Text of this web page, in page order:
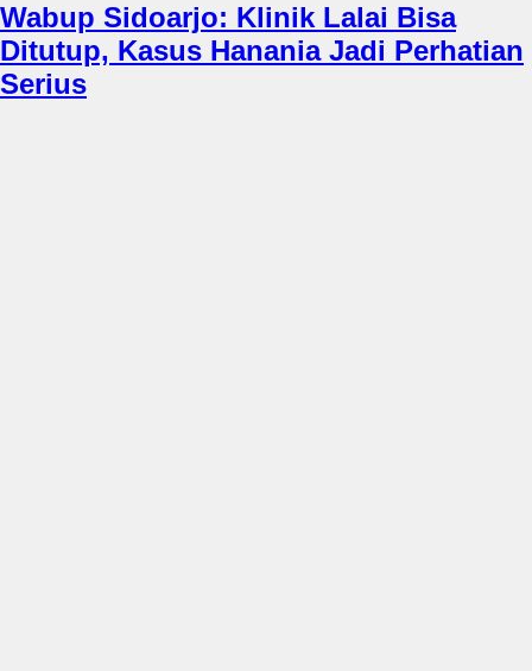
Wabup Sidoarjo: Klinik Lalai Bisa
Ditutup, Kasus Hanania Jadi Perhatian
Serius